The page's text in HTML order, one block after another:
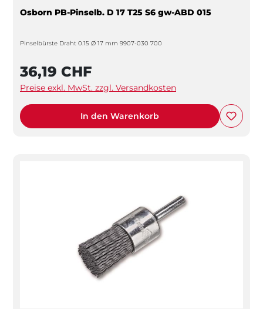
Osborn PB-Pinselb. D 17 T25 S6 gw-ABD 015
Pinselbürste Draht 0.15 Ø 17 mm 9907-030 700
36,19 CHF
Preise exkl. MwSt. zzgl. Versandkosten
In den Warenkorb